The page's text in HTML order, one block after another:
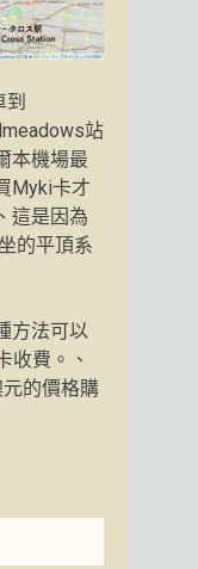
站
本機場最
Myki卡才
這是因為
的平頂系
方法可以
收費。、
的價格購